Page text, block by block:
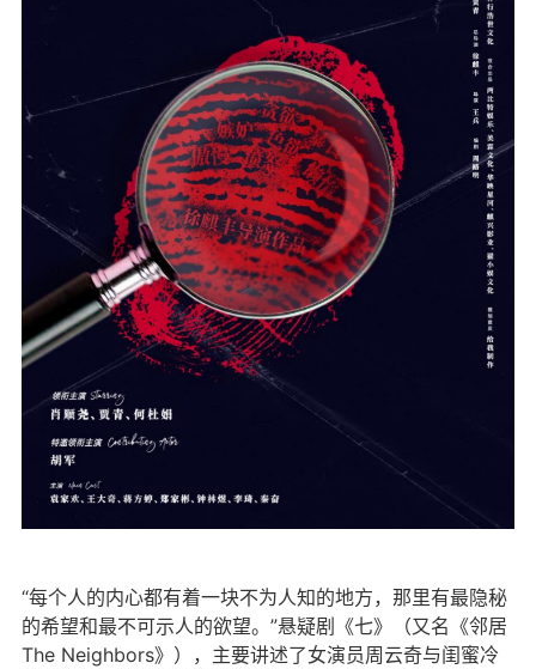
“每个人的内心都有着一块不为人知的地方，那里有最隐秘
的希望和最不可示人的欲望。”悬疑剧《七》（又名《邻居
The Neighbors》），主要讲述了女演员周云奇与闺蜜冷